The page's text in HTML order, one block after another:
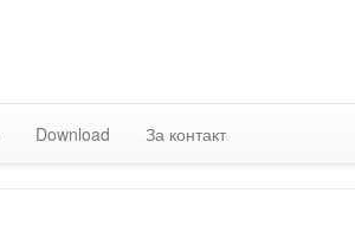
Download За контакт